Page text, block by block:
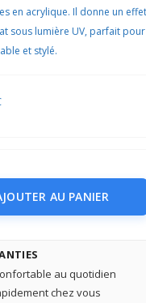
en acrylique. Il donne un effet
sous lumière UV, parfait pour
et stylé.
AU PANIER
au quotidien
chez vous